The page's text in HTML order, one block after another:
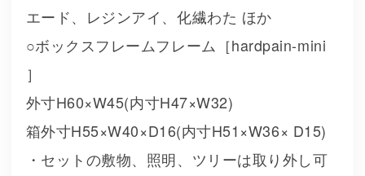
エード、レジンアイ、化繊わた ほか
○ボックスフレームフレーム［hardpain-mini
］
外寸H60×W45(内寸H47×W32)
箱外寸H55×W40×D16(内寸H51×W36× D15)
・セットの敷物、照明、ツリーは取り外し可